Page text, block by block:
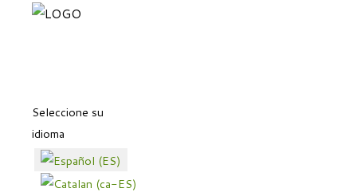
Seleccione su
idioma